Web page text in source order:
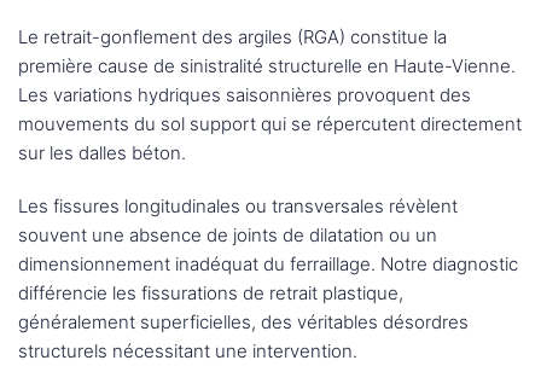
Le retrait-gonflement des argiles (RGA) constitue la
première cause de sinistralité structurelle en Haute-Vienne.
Les variations hydriques saisonnières provoquent des
mouvements du sol support qui se répercutent directement
sur les dalles béton.
Les fissures longitudinales ou transversales révèlent
souvent une absence de joints de dilatation ou un
dimensionnement inadéquat du ferraillage. Notre diagnostic
différencie les fissurations de retrait plastique,
généralement superficielles, des véritables désordres
structurels nécessitant une intervention.